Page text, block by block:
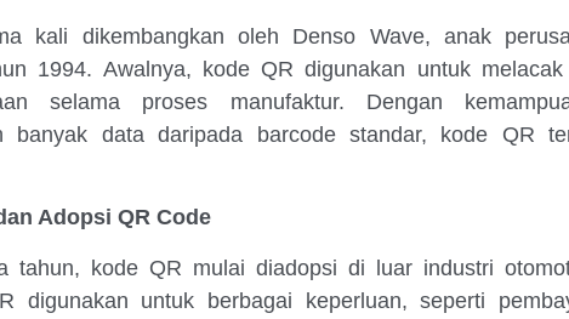
kali dikembangkan oleh Denso Wave, anak
1994. Awalnya, kode QR digunakan untuk melacak
selama proses manufaktur. Dengan
banyak data daripada barcode standar, kode QR
Adopsi QR Code
tahun, kode QR mulai diadopsi di luar industri
digunakan untuk berbagai keperluan, seperti